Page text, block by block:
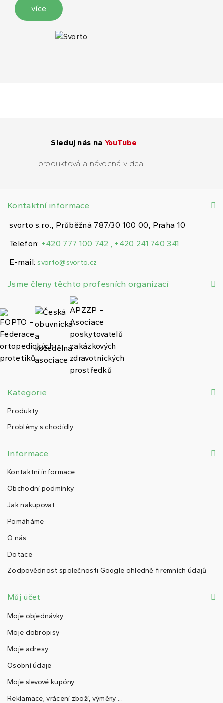
více
Sleduj nás na YouTube
produktová a návodná videa...
Kontaktní informace
svorto s.r.o., Průběžná 787/30 100 00, Praha 10
Telefon: +420 777 100 742 , +420 241 740 341
E-mail: svorto@svorto.cz
Jsme členy těchto profesních organizací
Kategorie
Produkty
Problémy s chodidly
Informace
Kontaktní informace
Obchodní podmínky
Jak nakupovat
Pomáháme
O nás
Dotace
Zodpovědnost společnosti Google ohledně firemních údajů
Můj účet
Moje objednávky
Moje dobropisy
Moje adresy
Osobní údaje
Moje slevové kupóny
Reklamace, vrácení zboží, výměny ...